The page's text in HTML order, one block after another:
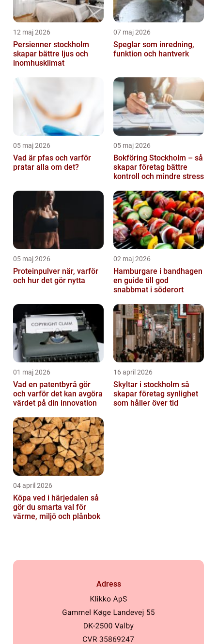
12 maj 2026
Persienner stockholm
skapar bättre ljus och
inomhusklimat
07 maj 2026
Speglar som inredning,
funktion och hantverk
05 maj 2026
Vad är pfas och varför
pratar alla om det?
05 maj 2026
Bokföring Stockholm – så
skapar företag bättre
kontroll och mindre stress
05 maj 2026
Proteinpulver när, varför
och hur det gör nytta
02 maj 2026
Hamburgare i bandhagen
en guide till god
snabbmat i söderort
01 maj 2026
Vad en patentbyrå gör
och varför det kan avgöra
värdet på din innovation
16 april 2026
Skyltar i stockholm så
skapar företag synlighet
som håller över tid
04 april 2026
Köpa ved i härjedalen så
gör du smarta val för
värme, miljö och plånbok
Adress